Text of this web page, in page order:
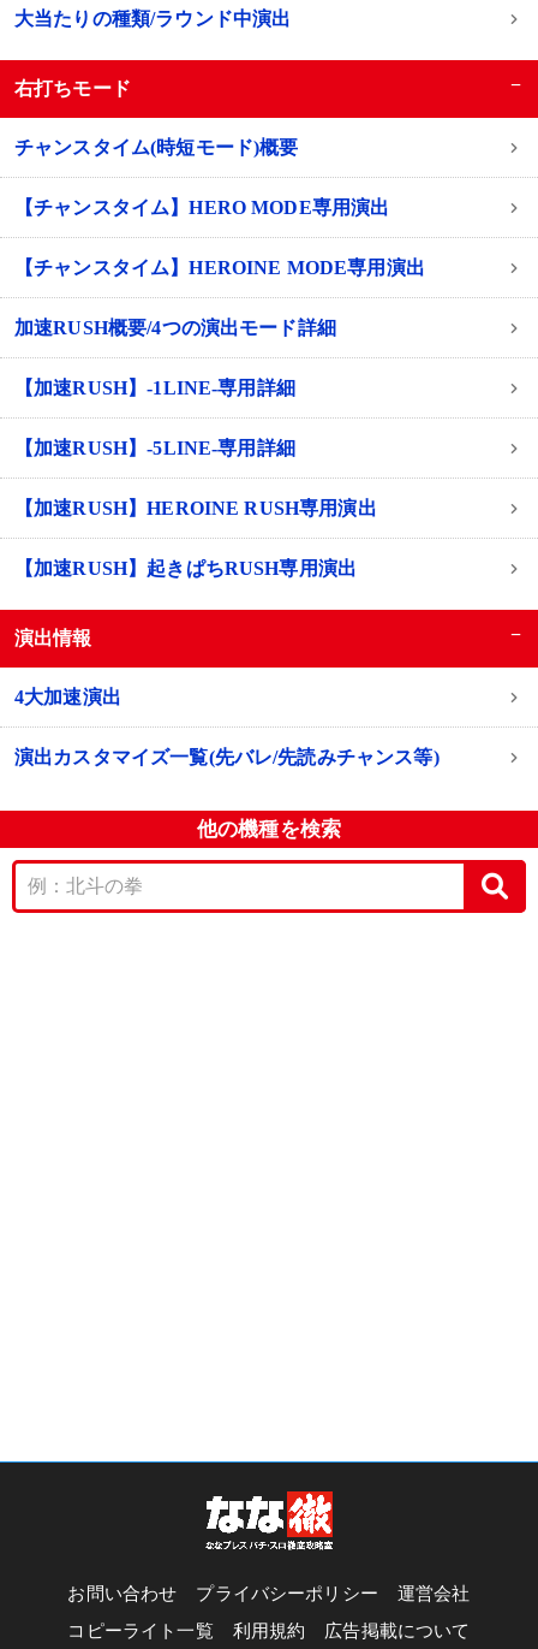
大当たりの種類/ラウンド中演出
右打ちモード −
チャンスタイム(時短モード)概要
【チャンスタイム】HERO MODE専用演出
【チャンスタイム】HEROINE MODE専用演出
加速RUSH概要/4つの演出モード詳細
【加速RUSH】-1LINE-専用詳細
【加速RUSH】-5LINE-専用詳細
【加速RUSH】HEROINE RUSH専用演出
【加速RUSH】起きぱちRUSH専用演出
演出情報 −
4大加速演出
演出カスタマイズ一覧(先バレ/先読みチャンス等)
他の機種を検索
お問い合わせ プライバシーポリシー
運営会社
コピーライト一覧
利用規約 広告掲載について